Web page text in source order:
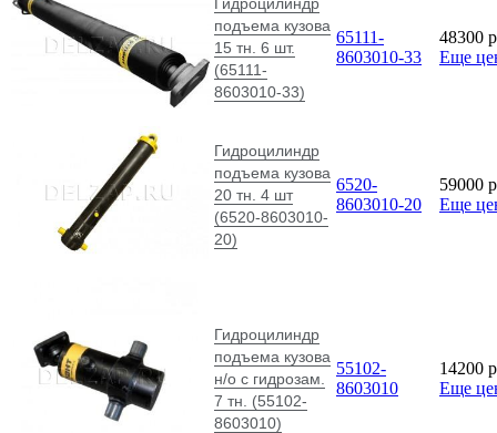
подъема кузова
15 тн. 6 шт.
(65111-
8603010-33)
65111-
8603010-33
48300 p
Еще
Гидроцилиндр
подъема кузова
20 тн. 4 шт
(6520-8603010-
20)
6520-
8603010-20
59000 p
Еще
Гидроцилиндр
подъема кузова
н/о с гидрозам.
7 тн. (55102-
8603010)
55102-
8603010
14200 p
Еще